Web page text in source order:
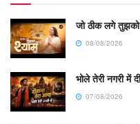
जो ठीक लगे तुझको
08/08/2026
भोले तेरी नगरी में
07/08/2026